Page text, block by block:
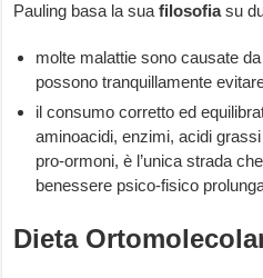
Pauling basa la sua filosofiasu
molte malattie sono causate
possono tranquillamente
il consumo corretto ed
aminoacidi, enzimi, acidi
pro-ormoni, è l’unica strada
benessere psico-fisico
Dieta